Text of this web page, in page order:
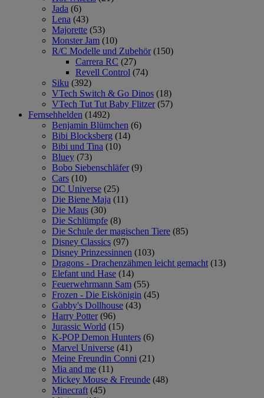
Jada (6)
Lena (43)
Majorette (53)
Monster Jam (10)
R/C Modelle und Zubehör (150)
Carrera RC (27)
Revell Control (74)
Siku (392)
VTech Switch & Go Dinos (18)
VTech Tut Tut Baby Flitzer (57)
Fernsehhelden (1492)
Benjamin Blümchen (6)
Bibi Blocksberg (14)
Bibi und Tina (10)
Bluey (73)
Bobo Siebenschläfer (9)
Cars (10)
DC Universe (25)
Die Biene Maja (11)
Die Maus (30)
Die Schlümpfe (8)
Die Schule der magischen Tiere (85)
Disney Classics (97)
Disney Prinzessinnen (103)
Dragons - Drachenzähmen leicht gemacht (13)
Elefant und Hase (14)
Feuerwehrmann Sam (55)
Frozen - Die Eiskönigin (45)
Gabby's Dollhouse (43)
Harry Potter (96)
Jurassic World (15)
K-POP Demon Hunters (6)
Marvel Universe (41)
Meine Freundin Conni (21)
Mia and me (11)
Mickey Mouse & Freunde (48)
Minecraft (45)